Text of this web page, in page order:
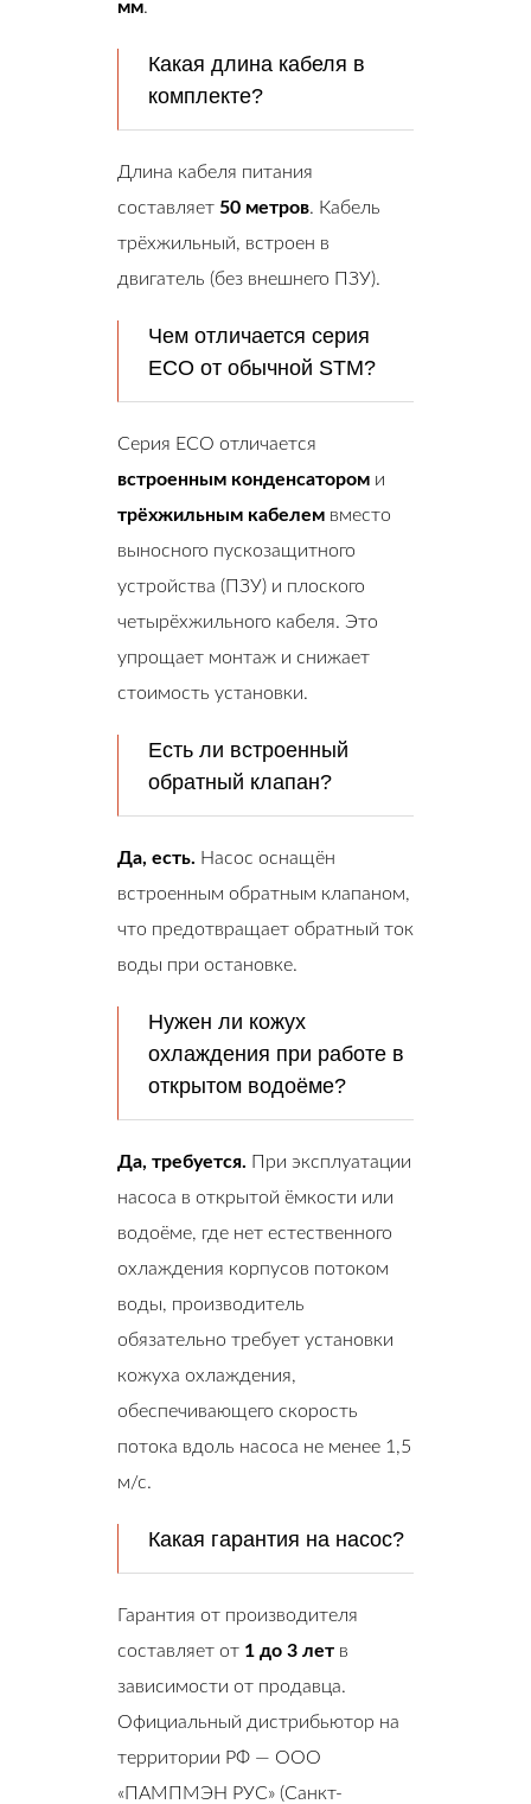
мм.
Какая длина кабеля в
комплекте?
Длина кабеля питания
составляет 50 метров. Кабель
трёхжильный, встроен в
двигатель (без внешнего ПЗУ).
Чем отличается серия
ECO от обычной STM?
Серия ECO отличается
встроенным конденсатором и
трёхжильным кабелем вместо
выносного пускозащитного
устройства (ПЗУ) и плоского
четырёхжильного кабеля. Это
упрощает монтаж и снижает
стоимость установки.
Есть ли встроенный
обратный клапан?
Да, есть. Насос оснащён
встроенным обратным клапаном,
что предотвращает обратный ток
воды при остановке.
Нужен ли кожух
охлаждения при работе в
открытом водоёме?
Да, требуется. При эксплуатации
насоса в открытой ёмкости или
водоёме, где нет естественного
охлаждения корпусов потоком
воды, производитель
обязательно требует установки
кожуха охлаждения,
обеспечивающего скорость
потока вдоль насоса не менее 1,5
м/с.
Какая гарантия на насос?
Гарантия от производителя
составляет от 1 до 3 лет в
зависимости от продавца.
Официальный дистрибьютор на
территории РФ — ООО
«ПАМПМЭН РУС» (Санкт-